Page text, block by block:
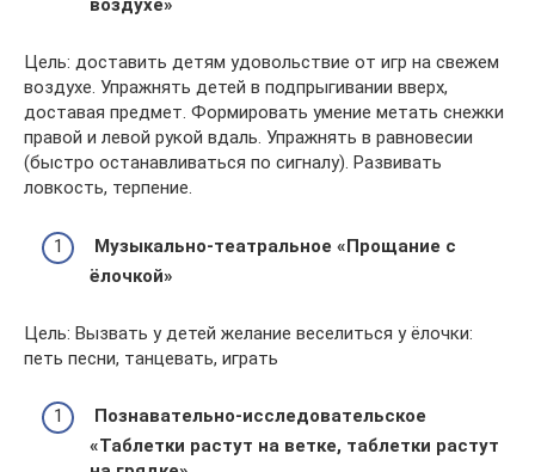
воздухе»
Цель: доставить детям удовольствие от игр на свежем
воздухе. Упражнять детей в подпрыгивании вверх,
доставая предмет. Формировать умение метать снежки
правой и левой рукой вдаль. Упражнять в равновесии
(быстро останавливаться по сигналу). Развивать
ловкость, терпение.
Музыкально-театральное «Прощание с
ёлочкой»
Цель: Вызвать у детей желание веселиться у ёлочки:
петь песни, танцевать, играть
Познавательно-исследовательское
«Таблетки растут на ветке, таблетки растут